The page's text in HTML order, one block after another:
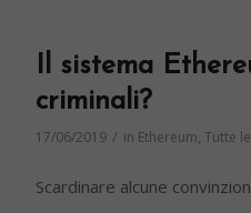
Il sistema
criminali?
17/06/2019 / in Ethereum,Tutte
Scardinare alcune